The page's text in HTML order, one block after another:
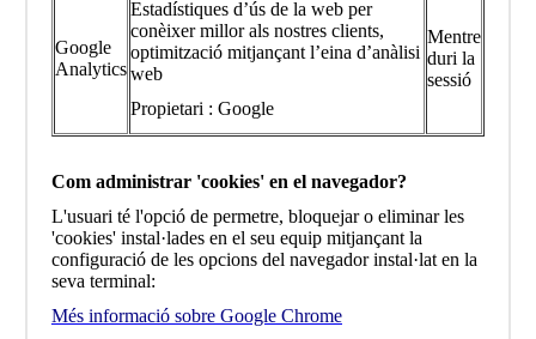
Google
Analytics
Estadístiques d’ús de la web per
conèixer millor als nostres clients,
optimització mitjançant l’eina d’anàlisi
web
Propietari : Google
Mentre
duri la
sessió
Com administrar 'cookies' en el navegador?
L'usuari té l'opció de permetre, bloquejar o eliminar les
'cookies' instal·lades en el seu equip mitjançant la
configuració de les opcions del navegador instal·lat en la
seva terminal:
Més informació sobre Google Chrome